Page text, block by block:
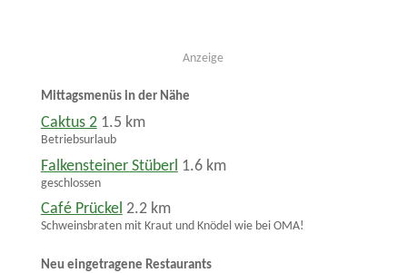
Anzeige
Mittagsmenüs in der Nähe
Caktus 2 1.5 km
Betriebsurlaub
Falkensteiner Stüberl 1.6 km
geschlossen
Café Prückel 2.2 km
Schweinsbraten mit Kraut und Knödel wie bei OMA!
Neu eingetragene Restaurants